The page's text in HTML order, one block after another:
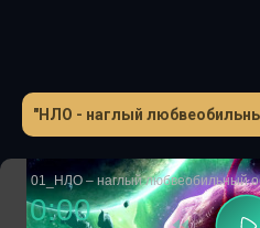
"НЛО - наглый
01_НЛО – наглый любвеобильный
0:00